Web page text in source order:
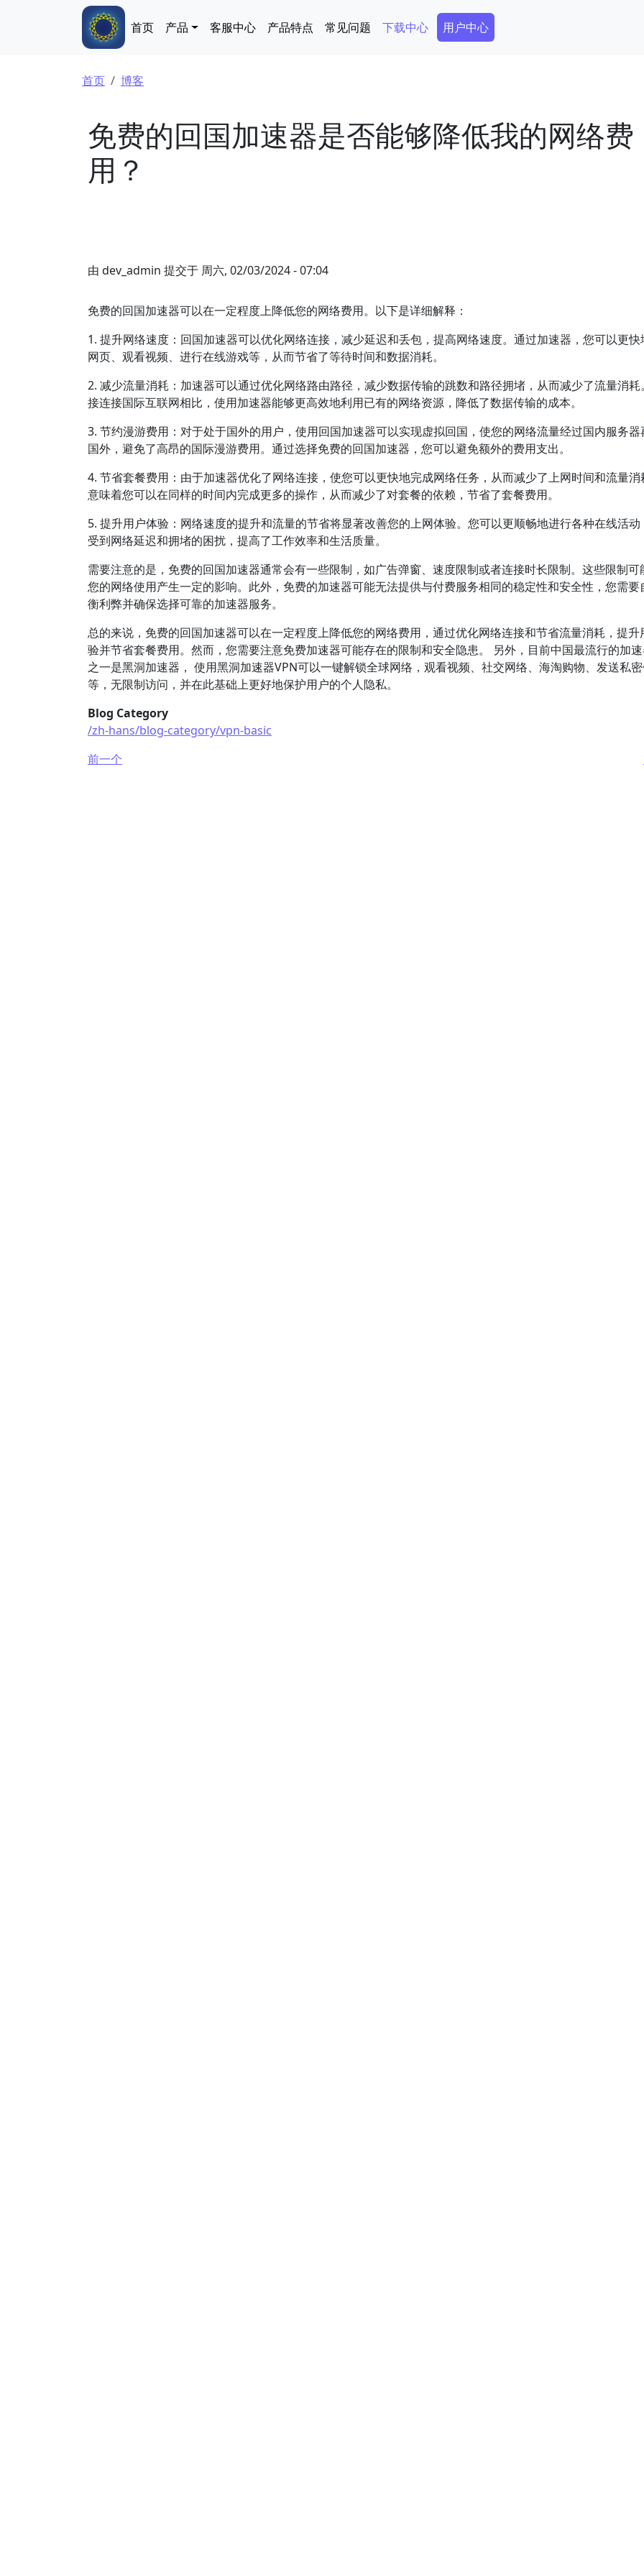
Main navigation
首页 产品 客服中心 产品特点 常见问题 下载中心 Secondary Menu
用户中心
面包屑
首页 博客
免费的回国加速器是否能够降低我的网络费
用？
由 dev_admin 提交于 周六, 02/03/2024 - 07:04
免费的回国加速器可以在一定程度上降低您的网络费用。以下是详细解释：
1. 提升网络速度：回国加速器可以优化网络连接，减少延迟和丢包，提高网络速度。通过加速器，您可以更快
网页、观看视频、进行在线游戏等，从而节省了等待时间和数据消耗。
2. 减少流量消耗：加速器可以通过优化网络路由路径，减少数据传输的跳数和路径拥堵，从而减少了流量消耗
接连接国际互联网相比，使用加速器能够更高效地利用已有的网络资源，降低了数据传输的成本。
3. 节约漫游费用：对于处于国外的用户，使用回国加速器可以实现虚拟回国，使您的网络流量经过国内服务器
国外，避免了高昂的国际漫游费用。通过选择免费的回国加速器，您可以避免额外的费用支出。
4. 节省套餐费用：由于加速器优化了网络连接，使您可以更快地完成网络任务，从而减少了上网时间和流量消
意味着您可以在同样的时间内完成更多的操作，从而减少了对套餐的依赖，节省了套餐费用。
5. 提升用户体验：网络速度的提升和流量的节省将显著改善您的上网体验。您可以更顺畅地进行各种在线活动
受到网络延迟和拥堵的困扰，提高了工作效率和生活质量。
需要注意的是，免费的回国加速器通常会有一些限制，如广告弹窗、速度限制或者连接时长限制。这些限制可
您的网络使用产生一定的影响。此外，免费的加速器可能无法提供与付费服务相同的稳定性和安全性，您需要
衡利弊并确保选择可靠的加速器服务。
总的来说，免费的回国加速器可以在一定程度上降低您的网络费用，通过优化网络连接和节省流量消耗，提升
验并节省套餐费用。然而，您需要注意免费加速器可能存在的限制和安全隐患。 另外，目前中国最流行的加
之一是黑洞加速器， 使用黑洞加速器VPN可以一键解锁全球网络，观看视频、社交网络、海淘购物、发送私
等，无限制访问，并在此基础上更好地保护用户的个人隐私。
Blog Category
/zh-hans/blog-category/vpn-basic
前一个